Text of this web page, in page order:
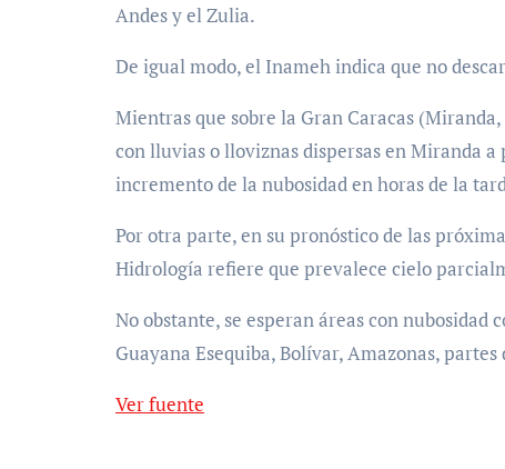
Andes y el Zulia.
De igual modo, el Inameh indica que no
Mientras que sobre la Gran Caracas
con lluvias o lloviznas dispersas en Miranda
incremento de la nubosidad en horas de la
Por otra parte, en su pronóstico de las
Hidrología refiere que prevalece cielo
No obstante, se esperan áreas con nubosidad
Guayana Esequiba, Bolívar, Amazonas,
Ver fuente